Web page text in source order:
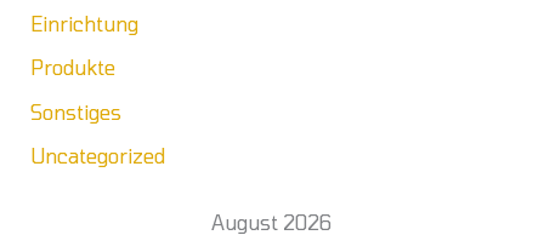
Einrichtung
Produkte
Sonstiges
Uncategorized
August 2026